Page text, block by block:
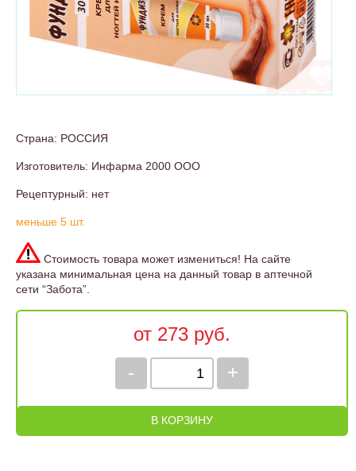
Страна: РОССИЯ
Изготовитель: Инфарма 2000 ООО
Рецептурный: нет
меньше 5 шт.
Стоимость товара может измениться! На сайте
указана минимальная цена на данный товар в аптечной
сети “Забота”.
от 273 руб.
+
-
В КОРЗИНУ